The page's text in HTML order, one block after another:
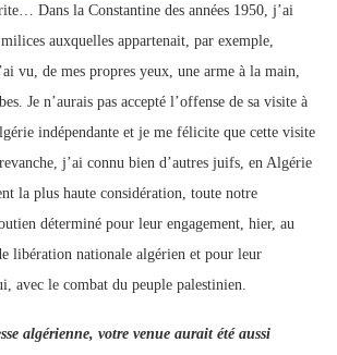
Dans la Constantine des années 1950, j’ai
auxquelles appartenait, par exemple,
vu, de mes propres yeux, une arme à la main,
Je n’aurais pas accepté l’offense de sa visite à
indépendante et je me félicite que cette visite
j’ai connu bien d’autres juifs, en Algérie
la plus haute considération, toute notre
déterminé pour leur engagement, hier, au
libération nationale algérien et pour leur
avec le combat du peuple palestinien.
algérienne, votre venue aurait été aussi